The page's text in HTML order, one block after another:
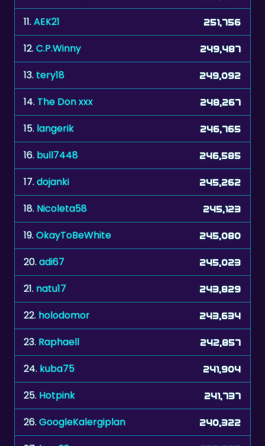
12.C.P.Winny 249,487
13. tery18 249,092
14.The Don xxx 248,267
15. langerik 246,765
16. bull7448 246,585
17. dojanki 245,262
18. Nicoleta58 245,123
19. OkayToBeWhite 245,080
20.adi67 245,023
21. natu17 243,829
22.holodomor 243,634
23. Raphaell 242,857
24.kuba75 241,904
25. Hotpink 241,737
26. GoogleKalergiplan 240,322
27. bvw38 237,625